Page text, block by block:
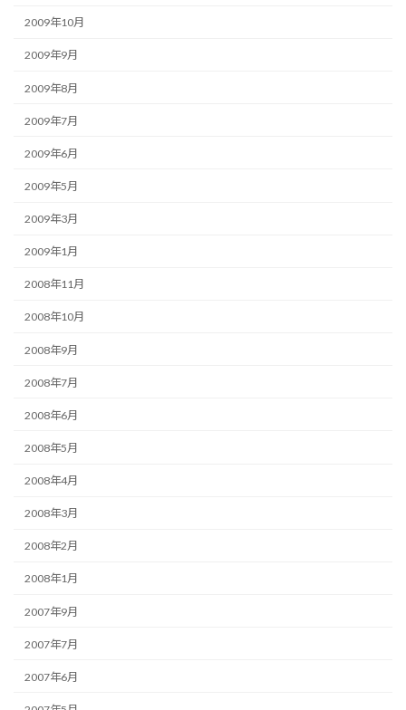
2009年10月
2009年9月
2009年8月
2009年7月
2009年6月
2009年5月
2009年3月
2009年1月
2008年11月
2008年10月
2008年9月
2008年7月
2008年6月
2008年5月
2008年4月
2008年3月
2008年2月
2008年1月
2007年9月
2007年7月
2007年6月